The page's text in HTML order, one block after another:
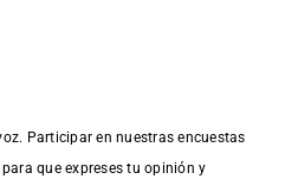
Participar en nuestras encuestas
que expreses tu opinión y